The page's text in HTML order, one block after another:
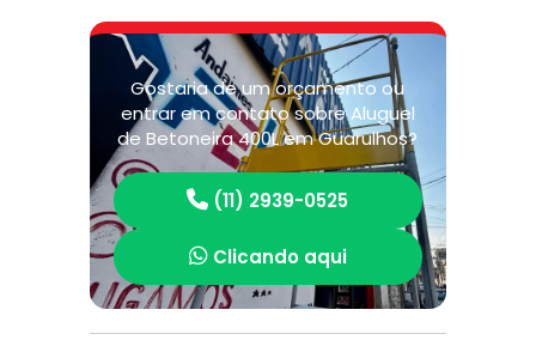
Gostaria de um orçamento ou
entrar em contato sobre Aluguel
de Betoneira 400L em Guarulhos?
(11) 2939-0525
Clicando aqui